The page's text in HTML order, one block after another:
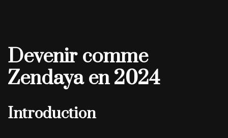
Devenir comme
Zendaya en 2024
Introduction